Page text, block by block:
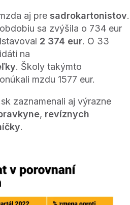
aj pre sadrokartonistov.
sa zvýšila o 734 eur
2 374 eur. O 33
na
. Školy takýmto
mzdu 1577 eur.
zaznamenali aj výrazne
, revíznych
.